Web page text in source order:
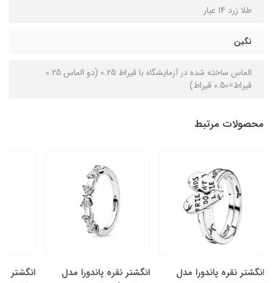
طلا زرد 14 عیار
نگین
الماس ساخته شده در آزمایشگاه با قیراط 0.25 (دو الماس 0.25
قیراط=0.50 قیراط)
محصولات مرتبط
انگشتر نقره پاندورا مدل
انگشتر نقره پاندورا مدل
انگشتر